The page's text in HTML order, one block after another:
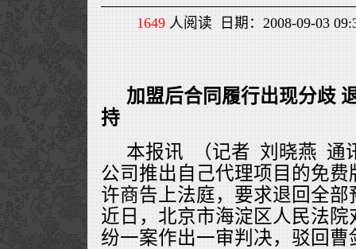
1649人阅读 日期：2008-09-03
加盟后合同履行出现分歧
持
本报讯 （记者 刘晓燕 通
公司推出自己代理项目的免
许商告上法庭，要求退回全
近日，北京市海淀区人民法
纷一案作出一审判决，驳回